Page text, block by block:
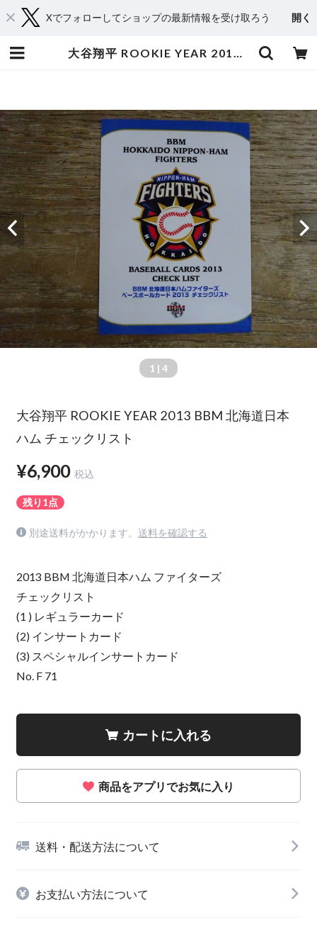
Xでフォローしてショップの最新情報を受け取ろう 開く
大谷翔平 ROOKIE YEAR 2013 BBM 北海道日本ハム チェックリスト | スポーツカードミントC&K本厚木店－オンラインショップ
1 | 4
大谷翔平 ROOKIE YEAR 2013 BBM 北海道日本
ハム チェックリスト
¥6,900 税込
残り1点
別途送料がかかります。 送料を確認する
2013 BBM 北海道日本ハム ファイターズ
チェックリスト
(1 ) レギュラーカード
(2) インサートカード
(3) スペシャルインサートカード
No. F 71
カートに入れる
商品をアプリでお気に入り
送料・配送方法について
お支払い方法について